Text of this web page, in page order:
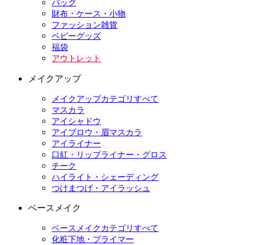
バッグ
財布・ケース・小物
ファッション雑貨
ベビーグッズ
福袋
アウトレット
メイクアップ
メイクアップカテゴリすべて
マスカラ
アイシャドウ
アイブロウ・眉マスカラ
アイライナー
口紅・リップライナー・グロス
チーク
ハイライト・シェーディング
つけまつげ・アイラッシュ
ベースメイク
ベースメイクカテゴリすべて
化粧下地・プライマー